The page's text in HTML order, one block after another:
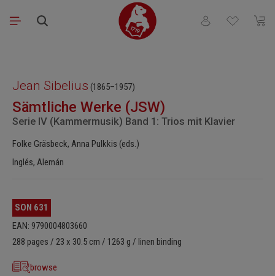
Saltar al contenido principal
Tienes 0 El
Jean Sibelius (1865–1957)
Sämtliche Werke (JSW)
Serie IV (Kammermusik) Band 1: Trios mit Klavier
Folke Gräsbeck, Anna Pulkkis (eds.)
Inglés, Alemán
SON 631
EAN: 9790004803660
288 pages / 23 x 30.5 cm / 1263 g / linen binding
browse